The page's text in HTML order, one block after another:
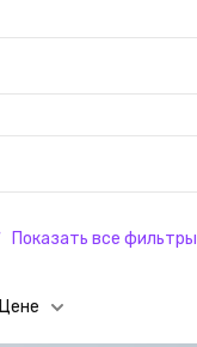
Показать все фильтры
Цене